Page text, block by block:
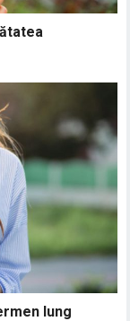
lung